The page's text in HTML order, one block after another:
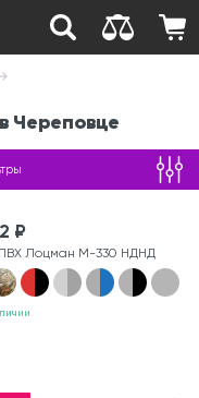
Череповце
₽
Лоцман М-330 НДНД